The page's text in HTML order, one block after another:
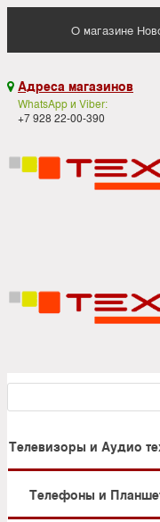
О магазине
 Адреса магазинов
WhatsApp и Viber:
+7 928 22-00-390
Телевизоры и Аудио
Телефоны и